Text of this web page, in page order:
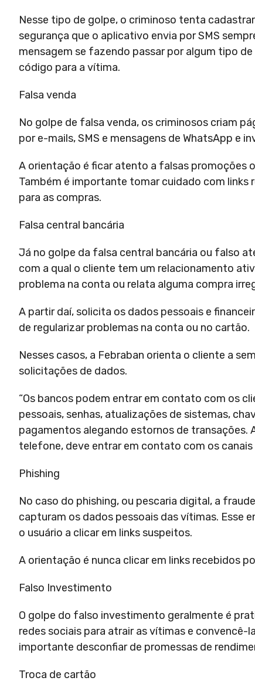
Nesse tipo de golpe, o criminoso tenta
segurança que o aplicativo envia por SMS
mensagem se fazendo passar por algum tipo
código para a vítima.
Falsa venda
No golpe de falsa venda, os criminosos criam
por e-mails, SMS e mensagens de WhatsApp e
A orientação é ficar atento a falsas promoções
Também é importante tomar cuidado com links
para as compras.
Falsa central bancária
Já no golpe da falsa central bancária ou falso
com a qual o cliente tem um relacionamento
problema na conta ou relata alguma compra
A partir daí, solicita os dados pessoais e
de regularizar problemas na conta ou no cartão.
Nesses casos, a Febraban orienta o cliente a
solicitações de dados.
“Os bancos podem entrar em contato com os
pessoais, senhas, atualizações de sistemas,
pagamentos alegando estornos de transações.
telefone, deve entrar em contato com os canais
Phishing
No caso do phishing, ou pescaria digital, a
capturam os dados pessoais das vítimas. Esse
o usuário a clicar em links suspeitos.
A orientação é nunca clicar em links recebidos
Falso Investimento
O golpe do falso investimento geralmente é
redes sociais para atrair as vítimas e
importante desconfiar de promessas de
Troca de cartão